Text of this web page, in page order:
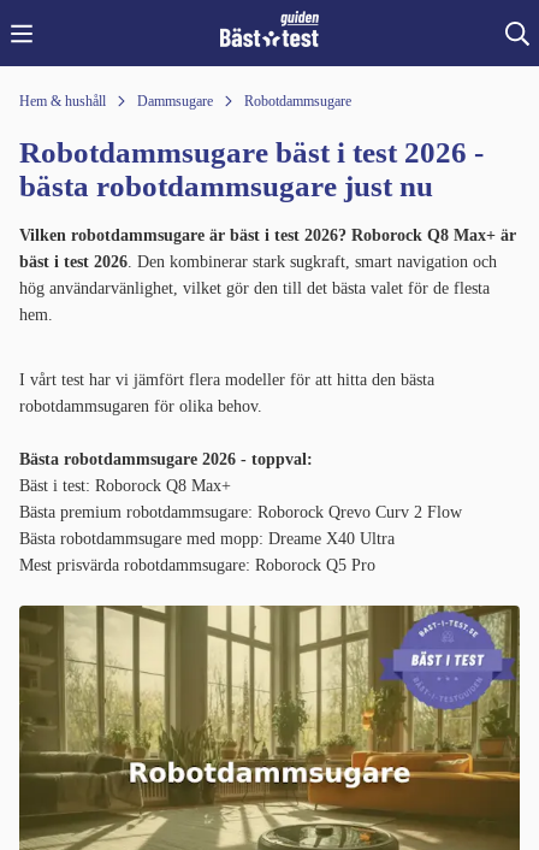
Hem & hushåll Dammsugare Robotdammsugare
Robotdammsugare bäst i test 2026 -
bästa robotdammsugare just nu
Vilken robotdammsugare är bäst i test 2026? Roborock Q8 Max+ är
bäst i test 2026. Den kombinerar stark sugkraft, smart navigation och
hög användarvänlighet, vilket gör den till det bästa valet för de flesta
hem.
I vårt test har vi jämfört flera modeller för att hitta den bästa
robotdammsugaren för olika behov.
Bästa robotdammsugare 2026 - toppval:
Bäst i test: Roborock Q8 Max+
Bästa premium robotdammsugare: Roborock Qrevo Curv 2 Flow
Bästa robotdammsugare med mopp: Dreame X40 Ultra
Mest prisvärda robotdammsugare: Roborock Q5 Pro